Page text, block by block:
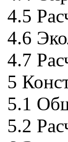
4.5
4.6
4.7
5
5.1
5.2